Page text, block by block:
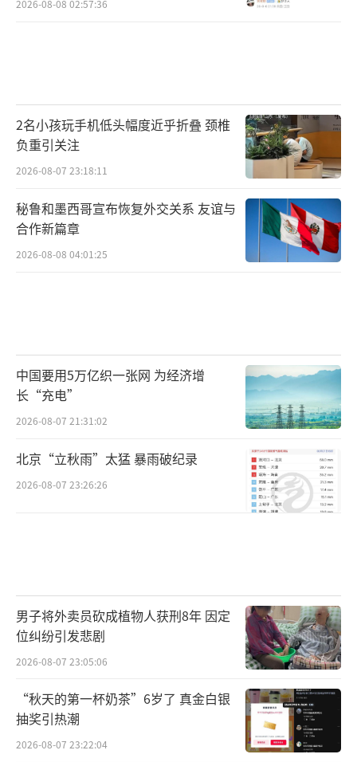
2026-08-08 02:57:36
2名小孩玩手机低头幅度近乎折叠 颈椎
负重引关注
2026-08-07 23:18:11
秘鲁和墨西哥宣布恢复外交关系 友谊与
合作新篇章
2026-08-08 04:01:25
中国要用5万亿织一张网 为经济增
长“充电”
2026-08-07 21:31:02
北京“立秋雨”太猛 暴雨破纪录
2026-08-07 23:26:26
男子将外卖员砍成植物人获刑8年 因定
位纠纷引发悲剧
2026-08-07 23:05:06
“秋天的第一杯奶茶”6岁了 真金白银
抽奖引热潮
2026-08-07 23:22:04